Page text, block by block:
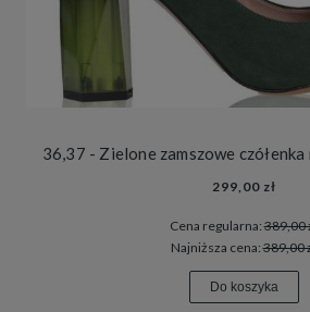
36,37 - Zielone zamszowe czółenka
299,00 zł
Cena regularna:389,00
Najniższa cena:389,00
Do koszyka